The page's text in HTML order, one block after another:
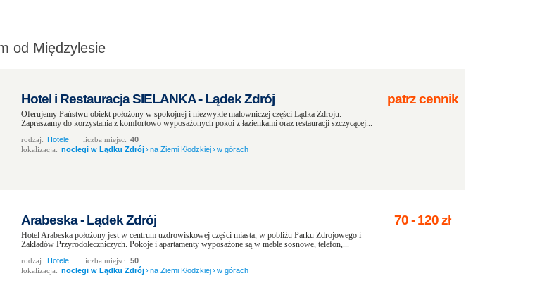
od Międzylesie
Hotel i Restauracja SIELANKA - Lądek Zdrój
Oferujemy Państwu obiekt położony w spokojnej i niezwykle malowniczej części Lądka Zdroju.
Zapraszamy do korzystania z komfortowo wyposażonych pokoi z łazienkami oraz restauracji szczycącej...
rodzaj: Hotele liczba miejsc: 40
lokalizacja: noclegi w Lądku Zdrój›na Ziemi Kłodzkiej›w górach
patrz cennik
Arabeska - Lądek Zdrój
Hotel Arabeska położony jest w centrum uzdrowiskowej części miasta, w pobliżu Parku Zdrojowego i
Zakładów Przyrodoleczniczych. Pokoje i apartamenty wyposażone są w meble sosnowe, telefon,...
rodzaj: Hotele liczba miejsc: 50
lokalizacja: noclegi w Lądku Zdrój›na Ziemi Kłodzkiej›w górach
70-120zł